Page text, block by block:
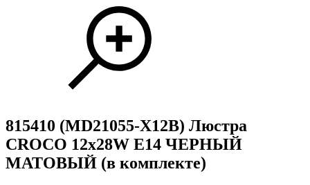
815410 (MD21055-X12B) Люстра
CROCO 12х28W E14 ЧЕРНЫЙ
МАТОВЫЙ (в комплекте)